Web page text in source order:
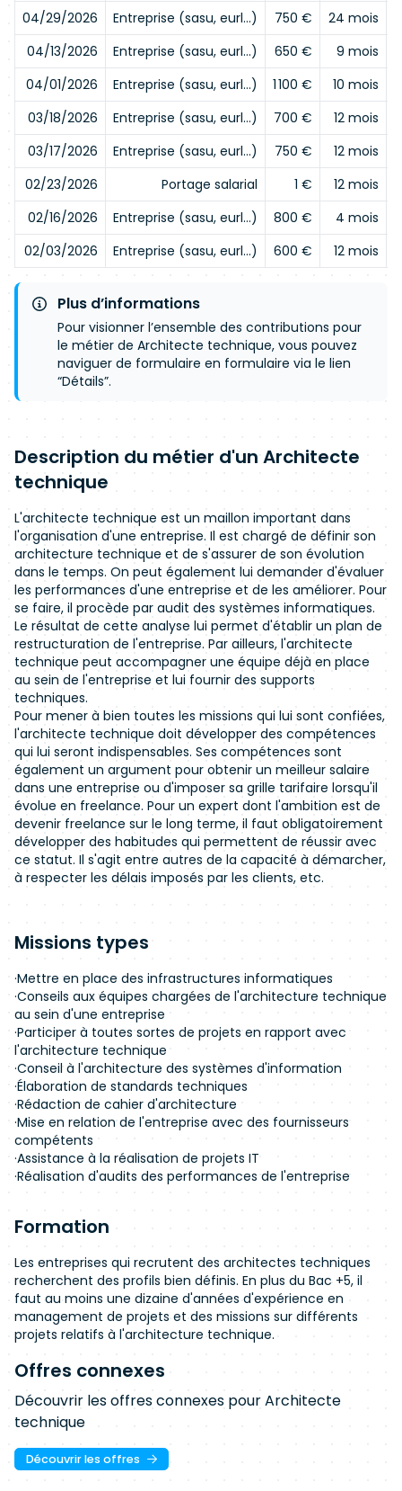
04/29/2026 Entreprise (sasu, eurl…) 750 €
24 mois
04/13/2026
Entreprise (sasu, eurl…) 650 €
9 mois
04/01/2026
Entreprise (sasu, eurl…) 1 100 €
10 mois
03/18/2026
Entreprise (sasu, eurl…) 700 €
12 mois
03/17/2026
Entreprise (sasu, eurl…) 750 €
12 mois
02/23/2026
Portage salarial 1 €
12 mois
02/16/2026
Entreprise (sasu, eurl…) 800 €
4 mois
02/03/2026
Entreprise (sasu, eurl…) 600 € 12 mois
Plus d’informations
Pour visionner l’ensemble des contributions pour
le métier de Architecte technique, vous pouvez
naviguer de formulaire en formulaire via le lien
“Détails”.
Description du métier d'un Architecte
technique
L'architecte technique est un maillon important dans
l'organisation d'une entreprise. Il est chargé de définir son
architecture technique et de s'assurer de son évolution
dans le temps. On peut également lui demander d'évaluer
les performances d'une entreprise et de les améliorer. Pour
se faire, il procède par audit des systèmes informatiques.
Le résultat de cette analyse lui permet d'établir un plan de
restructuration de l'entreprise. Par ailleurs, l'architecte
technique peut accompagner une équipe déjà en place
au sein de l'entreprise et lui fournir des supports
techniques.
Pour mener à bien toutes les missions qui lui sont confiées,
l'architecte technique doit développer des compétences
qui lui seront indispensables. Ses compétences sont
également un argument pour obtenir un meilleur salaire
dans une entreprise ou d'imposer sa grille tarifaire lorsqu'il
évolue en freelance. Pour un expert dont l'ambition est de
devenir freelance sur le long terme, il faut obligatoirement
développer des habitudes qui permettent de réussir avec
ce statut. Il s'agit entre autres de la capacité à démarcher,
à respecter les délais imposés par les clients, etc.
Missions types
·Mettre en place des infrastructures informatiques
·Conseils aux équipes chargées de l'architecture technique
au sein d'une entreprise
·Participer à toutes sortes de projets en rapport avec
l'architecture technique
·Conseil à l'architecture des systèmes d'information
·Élaboration de standards techniques
·Rédaction de cahier d'architecture
·Mise en relation de l'entreprise avec des fournisseurs
compétents
·Assistance à la réalisation de projets IT
·Réalisation d'audits des performances de l'entreprise
Formation
Les entreprises qui recrutent des architectes techniques
recherchent des profils bien définis. En plus du Bac +5, il
faut au moins une dizaine d'années d'expérience en
management de projets et des missions sur différents
projets relatifs à l'architecture technique.
Offres connexes
Découvrir les offres connexes pour Architecte
technique
Découvrir les offres